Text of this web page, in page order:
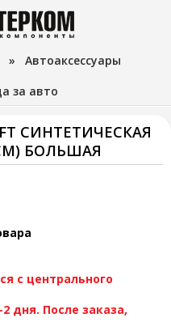
» Автоаксессуары
за авто
СИНТЕТИЧЕСКАЯ
СМ) БОЛЬШАЯ
с центрального
дня. После заказа,